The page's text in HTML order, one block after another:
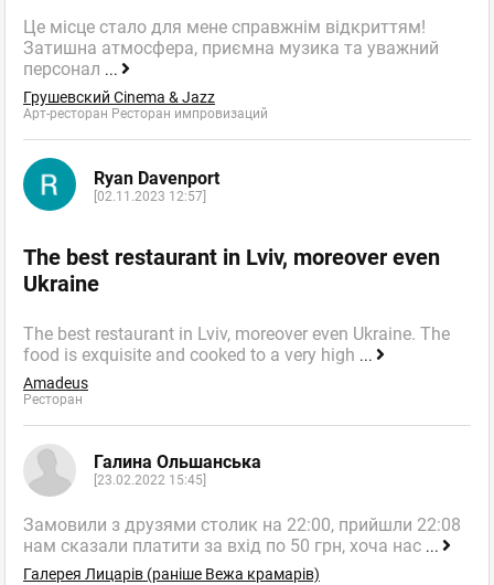
Це місце стало для мене справжнім відкриттям!
Затишна атмосфера, приємна музика та уважний
персонал ...
Грушевский Cinema & Jazz
Арт-ресторан Ресторан импровизаций
Ryan Davenport
[02.11.2023 12:57]
The best restaurant in Lviv, moreover even
Ukraine
The best restaurant in Lviv, moreover even Ukraine. The
food is exquisite and cooked to a very high ...
Amadeus
Ресторан
Галина Ольшанська
[23.02.2022 15:45]
Замовили з друзями столик на 22:00, прийшли 22:08
нам сказали платити за вхід по 50 грн, хоча нас ...
Галерея Лицарів (раніше Вежа крамарів)